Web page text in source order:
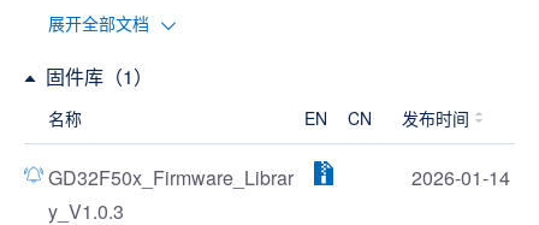
展开全部文档
固件库（1）
名称 EN CN 发布时间
GD32F50x_Firmware_Librar
y_V1.0.3
2026-01-14